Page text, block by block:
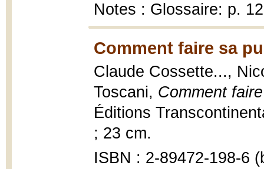
Notes : Glossaire: p.
Comment faire sa
Claude Cossette...,
Toscani, Comment
Éditions
; 23 cm.
ISBN : 2-89472-198-6